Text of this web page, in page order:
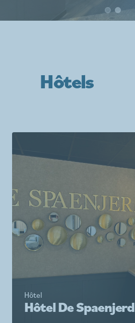
Hôtels
Hôtel
Hôtel De Spaenjerd